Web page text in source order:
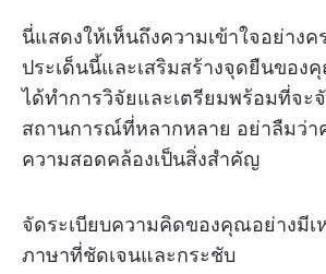
นี่แสดงให้เห็นถึงความเข้าใจอย่าง
ประเด็นนี้และเสริมสร้างจุดยืนของ
ได้ทำการวิจัยและเตรียมพร้อมที่จะ
สถานการณ์ที่หลากหลาย อย่าลืมว่า
ความสอดคล้องเป็นสิ่งสำคัญ
จัดระเบียบความคิดของคุณอย่างมีเ
ภาษาที่ชัดเจนและกระชับ